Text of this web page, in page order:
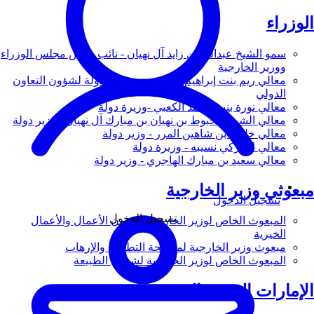
الوزراء
سمو الشيخ عبدالله بن زايد آل نهيان - نائب رئيس مجلس الوزراء
ووزير الخارجية
معالي ريم بنت إبراهيم الهاشمي - وزيرة دولة لشؤون التعاون
الدولي
معالي نورة بنت محمد الكعبي -وزيرة دولة
معالي الشيخ شخبوط بن نهيان بن مبارك آل نهيان - وزير دولة
معالي خليفة بن شاهين المرر - وزير دولة
معالي لانا زكي نسيبه - وزيرة دولة
معالي سعيد بن مبارك الهاجري - وزير دولة
مبعوثي وزير الخارجية
المبعوث الخاص لوزير الخارجية لشؤون الأعمال والأعمال
الخيرية
مبعوث وزير الخارجية لمكافحة التطرف والإرهاب
المبعوث الخاص لوزير الخارجية لشؤون الطبيعة
الإمارات العربية المتحدة
تسجيل الدخول
تسجيل الدخول